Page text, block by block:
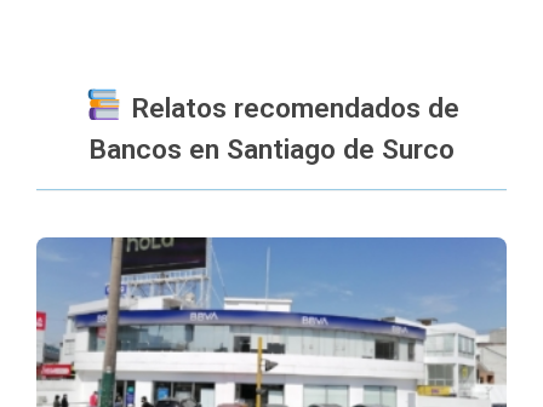
Relatos recomendados de
Bancos en Santiago de Surco